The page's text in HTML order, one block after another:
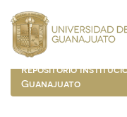
navigation
Repositorio
Guanajuato